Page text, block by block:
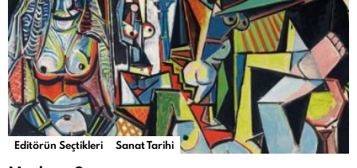
Editörün Seçtikleri Sanat Tarihi